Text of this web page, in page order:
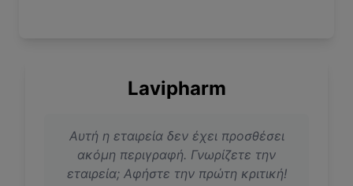
Lavipharm
Αυτή η εταιρεία δεν έχει προσθέσει
ακόμη περιγραφή. Γνωρίζετε την
εταιρεία; Αφήστε την πρώτη κριτική!